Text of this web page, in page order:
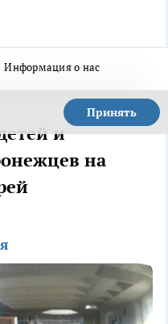
Информация о нас
Принять
и
на